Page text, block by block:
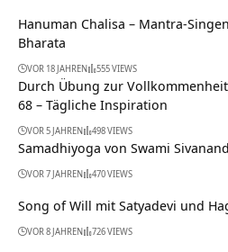
Hanuman Chalisa – Mantra-
Bharata
VOR 18 JAHREN 555 VIEWS
Durch Übung zur Vollkommenheit
68 – Tägliche Inspiration
VOR 5 JAHREN 498 VIEWS
Samadhiyoga von Swami
VOR 7 JAHREN 470 VIEWS
Song of Will mit Satyadevi und
VOR 8 JAHREN 726 VIEWS